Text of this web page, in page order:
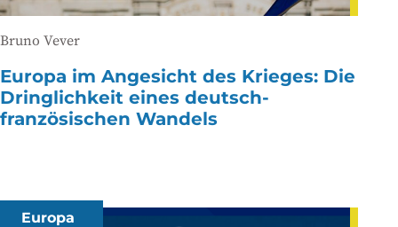
Bruno Vever
Europa im Angesicht des Krieges: Die
Dringlichkeit eines deutsch-
französischen Wandels
Europa